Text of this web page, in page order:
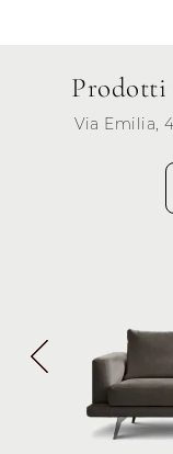
Prodotti
Via Emilia,